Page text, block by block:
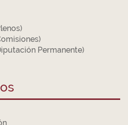
Permanente)